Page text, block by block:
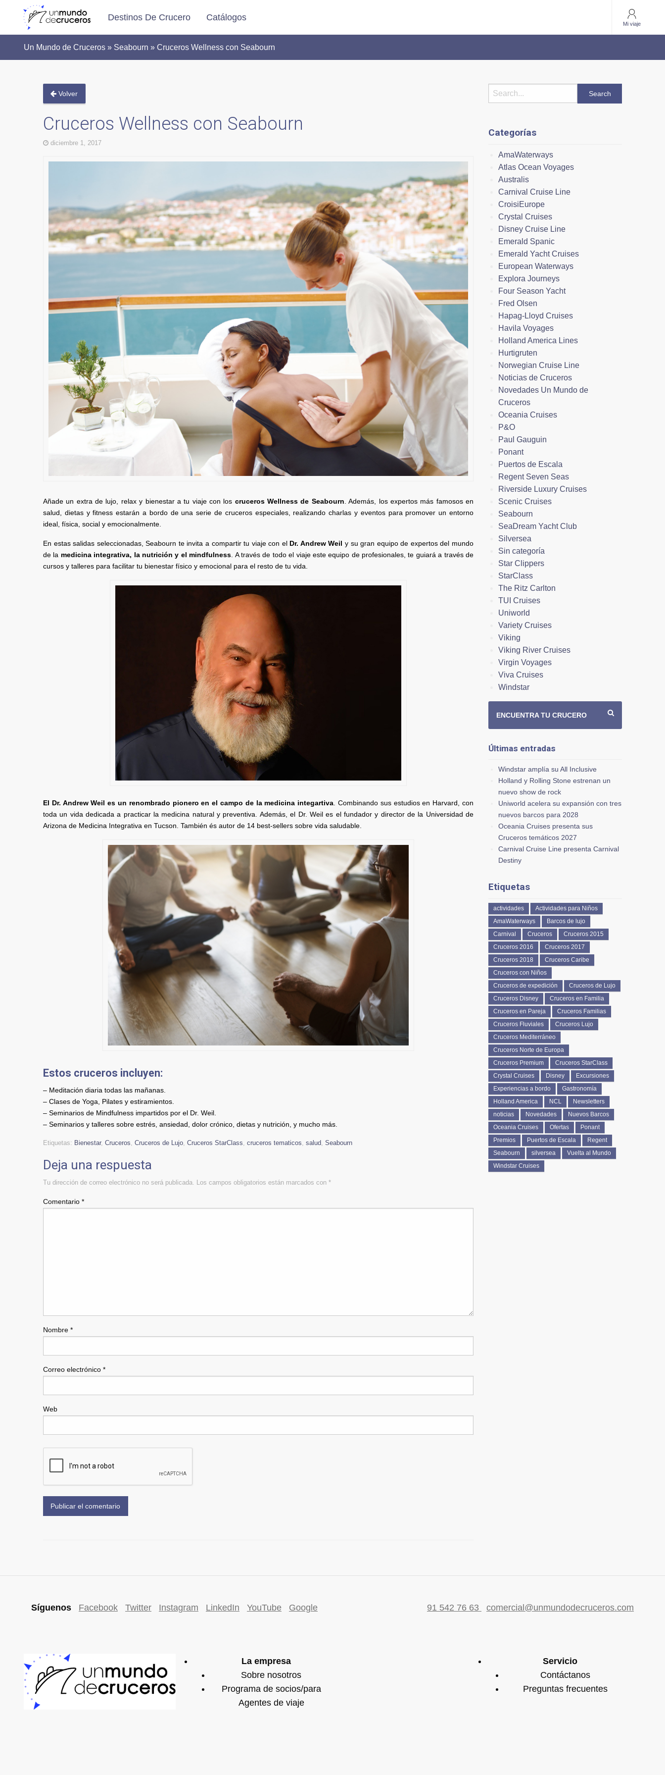
Destinos De Crucero Catálogos
Mi viaje
Un Mundo de Cruceros » Seabourn » Cruceros Wellness con Seabourn
Volver
Cruceros Wellness con Seabourn
diciembre 1, 2017
Añade un extra de lujo, relax y bienestar a tu viaje con los cruceros Wellness de Seabourn . Además, los expertos más famosos en
salud, dietas y fitness estarán a bordo de una serie de cruceros especiales, realizando charlas y eventos para promover un entorno
ideal, física, social y emocionalmente.
En estas salidas seleccionadas, Seabourn te invita a compartir tu viaje con el Dr. Andrew Weil y su gran equipo de expertos del mundo
de la medicina integrativa, la nutrición y el mindfulness . A través de todo el viaje este equipo de profesionales, te guiará a través de
cursos y talleres para facilitar tu bienestar físico y emocional para el resto de tu vida.
El Dr. Andrew Weil es un renombrado pionero en el campo de la medicina integartiva . Combinando sus estudios en Harvard, con
toda un vida dedicada a practicar la medicina natural y preventiva. Además, el Dr. Weil es el fundador y director de la Universidad de
Arizona de Medicina Integrativa en Tucson. También és autor de 14 best-sellers sobre vida saludable.
Estos cruceros incluyen:
– Meditación diaria todas las mañanas.
– Clases de Yoga, Pilates y estiramientos.
– Seminarios de Mindfulness impartidos por el Dr. Weil.
– Seminarios y talleres sobre estrés, ansiedad, dolor crónico, dietas y nutrición, y mucho más.
Etiquetas: Bienestar, Cruceros Cruceros de Lujo Cruceros StarClass cruceros tematicos salud Seabourn
Deja una respuesta
Tu dirección de correo electrónico no será publicada. Los campos obligatorios están marcados con *
Comentario *
Nombre *
Correo electrónico *
Web
Categorías
AmaWaterways
Atlas Ocean Voyages
Australis
Carnival Cruise Line
CroisiEurope
Crystal Cruises
Disney Cruise Line
Emerald Spanic
Emerald Yacht Cruises
European Waterways
Explora Journeys
Four Season Yacht
Fred Olsen
Hapag-Lloyd Cruises
Havila Voyages
Holland America Lines
Hurtigruten
Norwegian Cruise Line
Noticias de Cruceros
Novedades Un Mundo de
Cruceros
Oceania Cruises
P&O
Paul Gauguin
Ponant
Puertos de Escala
Regent Seven Seas
Riverside Luxury Cruises
Scenic Cruises
Seabourn
SeaDream Yacht Club
Silversea
Sin categoría
Star Clippers
StarClass
The Ritz Carlton
TUI Cruises
Uniworld
Variety Cruises
Viking
Viking River Cruises
Virgin Voyages
Viva Cruises
Windstar
ENCUENTRA TU CRUCERO
Últimas entradas
Windstar amplía su All Inclusive
Holland y Rolling Stone estrenan un
nuevo show de rock
Uniworld acelera su expansión con tres
nuevos barcos para 2028
Oceania Cruises presenta sus
Cruceros temáticos 2027
Carnival Cruise Line presenta Carnival
Destiny
Etiquetas
actividades
Actividades para Niños
AmaWaterways
Barcos de lujo
Carnival
Cruceros
Cruceros 2015
Cruceros 2016
Cruceros 2017
Cruceros 2018
Cruceros Caribe
Cruceros con Niños
Cruceros de expedición
Cruceros de Lujo
Cruceros Disney
Cruceros en Familia
Cruceros en Pareja
Cruceros Familias
Cruceros Fluviales
Cruceros Lujo
Cruceros Mediterráneo
Cruceros Norte de Europa
Cruceros Premium
Cruceros StarClass
Crystal Cruises
Disney
Excursiones
Experiencias a bordo
Gastronomía
Holland America
NCL
Newsletters
noticias
Novedades
Nuevos Barcos
Oceania Cruises
Ofertas
Ponant
Premios
Puertos de Escala
Regent
Seabourn
silversea
Vuelta al Mundo
Windstar Cruises
Síguenos Facebook Twitter Instagram LinkedIn YouTube Google 91 542 76 63 comercial@unmundodecruceros.com
La empresa
Sobre nosotros
Programa de socios/para
Agentes de viaje
Servicio
Contáctanos
Preguntas frecuentes